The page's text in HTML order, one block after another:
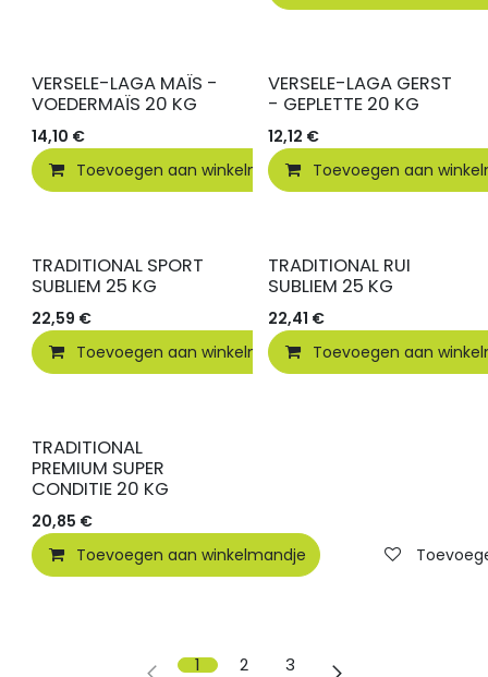
VERSELE-LAGA MAÏS -
VOEDERMAÏS 20 KG
14,10 €
Toevoegen aan winkelmandje
VERSELE-LAGA GERST
- GEPLETTE 20 KG
12,12 €
Toevoegen aan
TRADITIONAL SPORT
SUBLIEM 25 KG
22,59 €
Toevoegen aan winkelmandje
TRADITIONAL RUI
SUBLIEM 25 KG
22,41 €
Toevoegen aan
TRADITIONAL
PREMIUM SUPER
CONDITIE 20 KG
20,85 €
Toevoegen aan winkelmandje
1 2 3